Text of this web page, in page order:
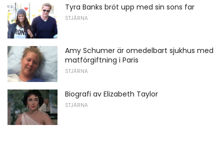
Tyra Banks bröt upp med sin sons far
STJÄRNA
Amy Schumer är omedelbart sjukhus med
matförgiftning i Paris
STJÄRNA
Biografi av Elizabeth Taylor
STJÄRNA